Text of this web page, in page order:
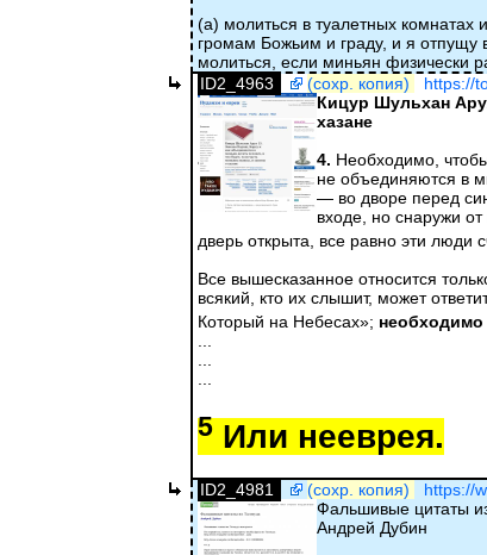
(а) молиться в туалетных
громам Божьим и граду, и я отпущу
молиться, если миньян физически
ID2_4963
(сохр. копия)
https://
Кицур Шульхан
хазане
4. Необходимо,
не объединяются в
— во дворе перед
входе, но снаружи
дверь открыта, все равно эти люди
Все вышесказанное относится
всякий, кто их слышит, может
Который на Небесах»; необходимо
5 Или нееврея.
ID2_4981 (сохр. копия)
https://
Фальшивые цитаты
Андрей Дубин